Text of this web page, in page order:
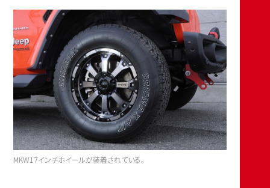
MKW17インチホイールが装着されている。